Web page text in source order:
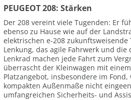
PEUGEOT 208: Stärken
Der 208 vereint viele Tugenden: Er
ebenso zu Hause wie auf der
elektrischen e-208 zukunftsweisende
Lenkung, das agile Fahrwerk und die
Lenkrad machen jede Fahrt zum
überrascht der Kleinwagen mit
Platzangebot, insbesondere im
kompakten Außenmaße nicht
umfangreichen Sicherheits- und